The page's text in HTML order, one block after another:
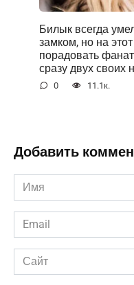
Билык всегда
замком, но на
порадовать
сразу двух своих
0 11.1к.
Добавить
Имя
*
Email
*
Сайт